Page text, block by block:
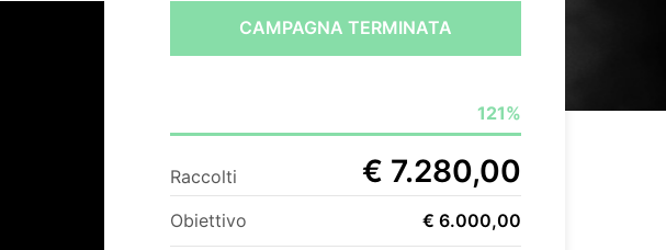
CAMPAGNA TERMINATA
121%
Raccolti € 7.280,00
Obiettivo € 6.000,00